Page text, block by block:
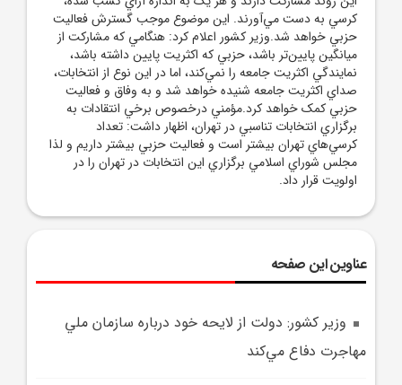
کرسي به دست مي‌آورند. اين موضوع موجب گسترش فعاليت
حزبي خواهد شد.وزير کشور اعلام کرد: هنگامي که مشارکت از
ميانگين پايين‌تر باشد، حزبي که اکثريت پايين داشته باشد،
نمايندگي اکثريت جامعه را نمي‌کند، اما در اين نوع از انتخابات،
صداي اکثريت جامعه شنيده خواهد شد و به وفاق و فعاليت
حزبي کمک خواهد کرد.مؤمني درخصوص برخي انتقادات به
برگزاري انتخابات تناسبي در تهران، اظهار داشت: تعداد
کرسي‌هاي تهران بيشتر است و فعاليت حزبي بيشتر داريم و لذا
مجلس شوراي اسلامي برگزاري اين انتخابات در تهران را در
اولويت قرار داد.
عناوین این صفحه
وزير کشور: دولت از لايحه خود درباره سازمان ملي
مهاجرت دفاع مي‌کند